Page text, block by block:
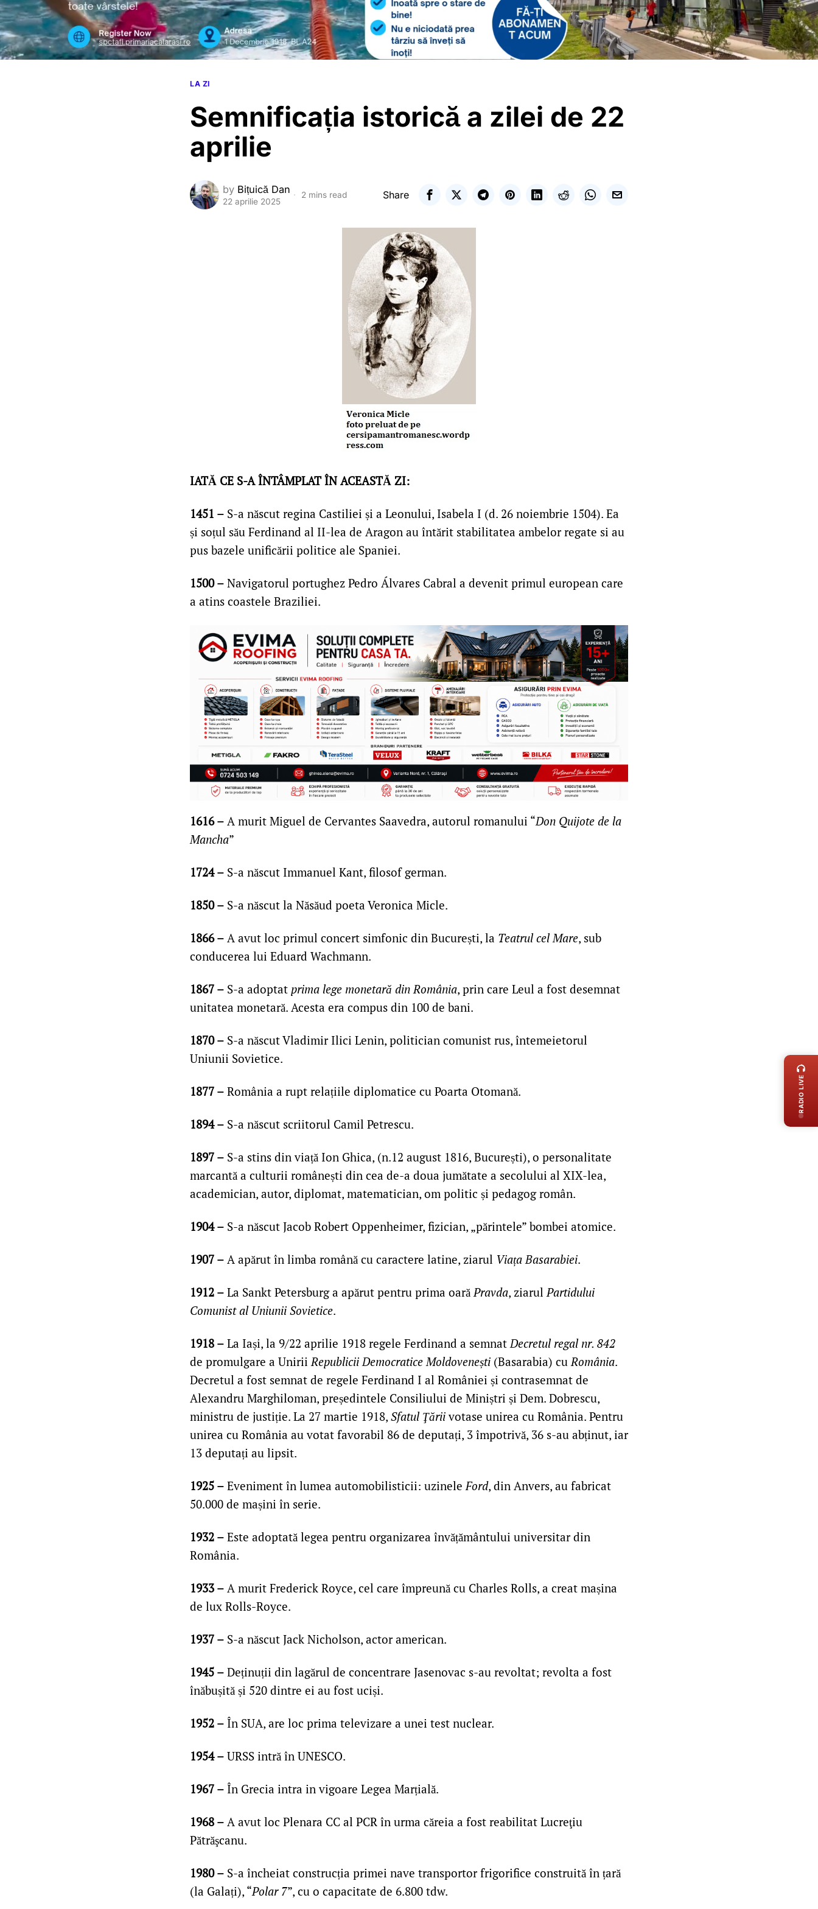
LA ZI
Semnificația istorică a zilei de 22
aprilie
by Bițuică Dan
22 aprilie 2025
2 mins read Share
IATĂ CE S-A ÎNTÂMPLAT ÎN ACEASTĂ ZI:
1451 – S-a născut regina Castiliei și a Leonului, Isabela I (d. 26 noiembrie 1504). Ea
și soțul său Ferdinand al II-lea de Aragon au întărit stabilitatea ambelor regate si au
pus bazele unificării politice ale Spaniei.
1500 – Navigatorul portughez Pedro Álvares Cabral a devenit primul european care
a atins coastele Braziliei.
1616 – A murit Miguel de Cervantes Saavedra, autorul romanului “Don Quijote de la
Mancha”
1724 – S-a născut Immanuel Kant, filosof german.
1850 – S-a născut la Năsăud poeta Veronica Micle.
1866 – A avut loc primul concert simfonic din București, la Teatrul cel Mare, sub
conducerea lui Eduard Wachmann.
1867 – S-a adoptat prima lege monetară din România, prin care Leul a fost desemnat
unitatea monetară. Acesta era compus din 100 de bani.
1870 – S-a născut Vladimir Ilici Lenin, politician comunist rus, întemeietorul
Uniunii Sovietice.
1877 – România a rupt relațiile diplomatice cu Poarta Otomană.
1894 – S-a născut scriitorul Camil Petrescu.
1897 – S-a stins din viață Ion Ghica, (n.12 august 1816, București), o personalitate
marcantă a culturii românești din cea de-a doua jumătate a secolului al XIX-lea,
academician, autor, diplomat, matematician, om politic și pedagog român.
1904 – S-a născut Jacob Robert Oppenheimer, fizician, „părintele” bombei atomice.
1907 – A apărut în limba română cu caractere latine, ziarul Viața Basarabiei.
1912 – La Sankt Petersburg a apărut pentru prima oarăPravda, ziarulPartidului
Comunist al Uniunii Sovietice.
1918 – La Iași, la 9/22 aprilie 1918 regele Ferdinand a semnatDecretul regal nr. 842
de promulgare a UniriiRepublicii Democratice Moldovenești (Basarabia) cuRomânia.
Decretul a fost semnat de regele Ferdinand I al României și contrasemnat de
Alexandru Marghiloman, președintele Consiliului de Miniștri și Dem. Dobrescu,
ministru de justiție. La 27 martie 1918, Sfatul Ţăriivotase unirea cu România. Pentru
unirea cu România au votat favorabil 86 de deputați, 3 împotrivă, 36 s-au abținut, iar
13 deputați au lipsit.
1925 – Eveniment în lumea automobilisticii: uzineleFord, din Anvers, au fabricat
50.000 de mașini în serie.
1932 – Este adoptată legea pentru organizarea învățământului universitar din
România.
1933 – A murit Frederick Royce, cel care împreună cu Charles Rolls, a creat mașina
de lux Rolls-Royce.
1937 – S-a născut Jack Nicholson, actor american.
1945 – Deținuții din lagărul de concentrare Jasenovac s-au revoltat; revolta a fost
înăbușită și 520 dintre ei au fost uciși.
1952 – În SUA, are loc prima televizare a unei test nuclear.
1954 – URSS intră în UNESCO.
1967 – În Grecia intra in vigoare Legea Marțială.
1968 – A avut loc Plenara CC al PCR în urma căreia a fost reabilitat Lucreţiu
Pătrăşcanu.
1980 – S-a încheiat construcția primei nave transportor frigorifice construită în țară
(la Galați), “Polar 7”, cu o capacitate de 6.800 tdw.
RADIO LIVE